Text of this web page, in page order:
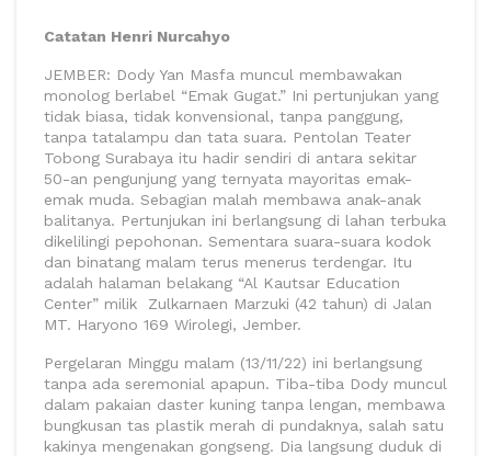
Catatan Henri Nurcahyo
JEMBER: Dody Yan Masfa muncul membawakan
monolog berlabel “Emak Gugat.” Ini pertunjukan yang
tidak biasa, tidak konvensional, tanpa panggung,
tanpa tatalampu dan tata suara. Pentolan Teater
Tobong Surabaya itu hadir sendiri di antara sekitar
50-an pengunjung yang ternyata mayoritas emak-
emak muda. Sebagian malah membawa anak-anak
balitanya. Pertunjukan ini berlangsung di lahan terbuka
dikelilingi pepohonan. Sementara suara-suara kodok
dan binatang malam terus menerus terdengar. Itu
adalah halaman belakang “Al Kautsar Education
Center” milik Zulkarnaen Marzuki (42 tahun) di Jalan
MT. Haryono 169 Wirolegi, Jember.
Pergelaran Minggu malam (13/11/22) ini berlangsung
tanpa ada seremonial apapun. Tiba-tiba Dody muncul
dalam pakaian daster kuning tanpa lengan, membawa
bungkusan tas plastik merah di pundaknya, salah satu
kakinya mengenakan gongseng. Dia langsung duduk di